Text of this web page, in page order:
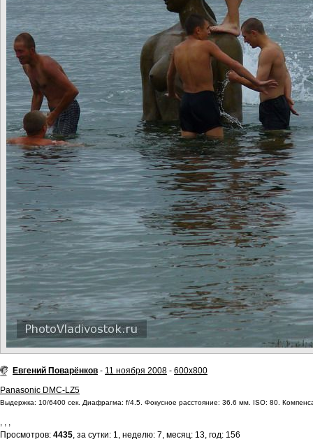
Евгений Поварёнков - 11 ноября 2008 - 600x800
Panasonic DMC-LZ5
Выдержка: 10/6400 сек. Диафрагма: f/4.5. Фокусное расстояние: 36.6 мм. ISO: 80.
, , ,
Просмотров: 4435, за сутки: 1, неделю: 7, месяц: 13, год: 156